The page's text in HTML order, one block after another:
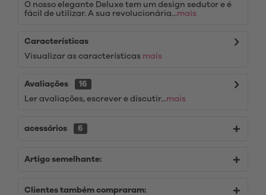
O nosso elegante Deluxe tem um design sedutor e é
fácil de utilizar. A sua revolucionária...mais
Características
Visualizar as características mais
Avaliações
16
Ler avaliações, escrever e discutir...mais
acessórios 6
Artigo semelhante:
Clientes também compraram: